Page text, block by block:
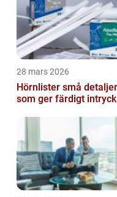
28 mars 2026
Hörnlister små detaljer
som ger färdigt intryck